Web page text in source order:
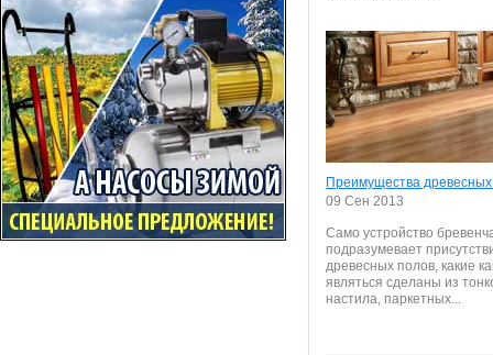
Преимущества
09 Сен 2013
Само устройство
подразумевает
древесных полов, какие
являться сделаны из
настила, паркетных...